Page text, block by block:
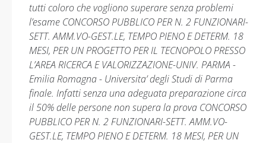
tutti coloro che vogliono superare senza problemi
l’esame CONCORSO PUBBLICO PER N. 2 FUNZIONARI-
SETT. AMM.VO-GEST.LE, TEMPO PIENO E DETERM. 18
MESI, PER UN PROGETTO PER IL TECNOPOLO PRESSO
L’AREA RICERCA E VALORIZZAZIONE-UNIV. PARMA -
Emilia Romagna - Universita’ degli Studi di Parma
finale. Infatti senza una adeguata preparazione circa
il 50% delle persone non supera la prova CONCORSO
PUBBLICO PER N. 2 FUNZIONARI-SETT. AMM.VO-
GEST.LE, TEMPO PIENO E DETERM. 18 MESI, PER UN